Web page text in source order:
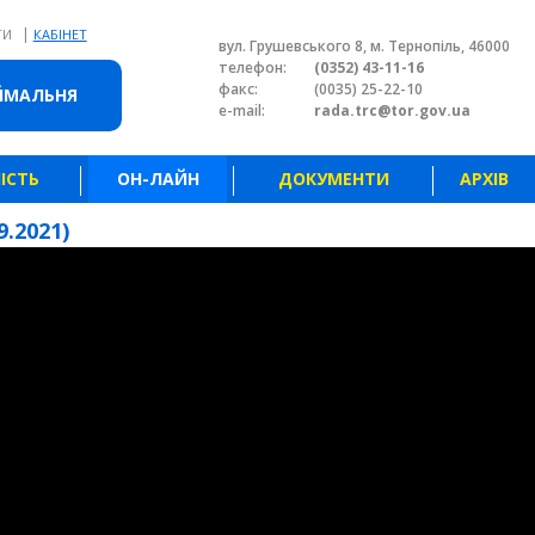
| КАБІНЕТ
вул. Грушевського 8, м. Тернопіль, 46000
телефон:
(0352) 43-11-16
факс:
(0035) 25-22-10
e-mail:
rada.trc@tor.gov.ua
ОН-ЛАЙН ДОКУМЕНТИ АРХІВ